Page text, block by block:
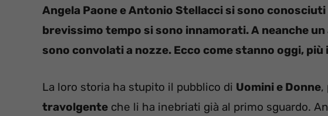
Angela Paone e Antonio Stellacci si sono conosciuti
brevissimo tempo si sono innamorati. A neanche
sono convolati a nozze. Ecco come stanno oggi,
La loro storia ha stupito il pubblico di Uomini e Donne,
travolgente che li ha inebriati già al primo sguardo.